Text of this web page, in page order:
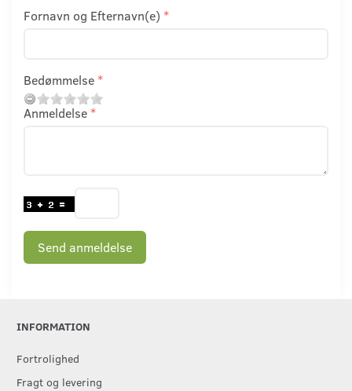
Fornavn og Efternavn(e)
Bedømmelse
Anmeldelse
Send anmeldelse
INFORMATION
Fortrolighed
Fragt og levering